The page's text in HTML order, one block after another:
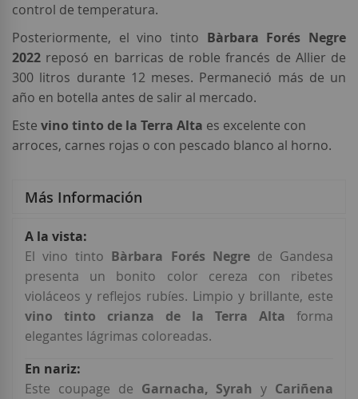
control de temperatura.
Posteriormente, el vino tinto Bàrbara Forés Negre
2022 reposó en barricas de roble francés de Allier de
300 litros durante 12 meses. Permaneció más de un
año en botella antes de salir al mercado.
Este vino tinto de la Terra Alta es excelente con
arroces, carnes rojas o con pescado blanco al horno.
Más Información
Más
Información
El vino tinto Bàrbara Forés Negrede Gandesa
presenta un bonito color cereza con ribetes
violáceos y reflejos rubíes. Limpio y brillante, este
vino
tinto crianza de la Terra Alta forma
elegantes lágrimas coloreadas.
Este coupage de Garnacha, Syrahy Cariñena